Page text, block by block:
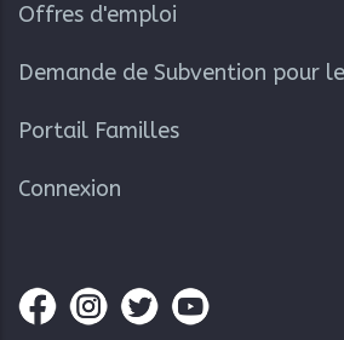
Offres d'emploi
Demande de Subvention pour
Portail Familles
Connexion